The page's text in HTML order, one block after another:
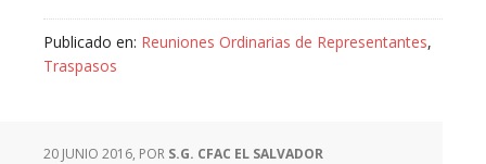
Publicado en: Reuniones Ordinarias de Representantes,
Traspasos
20 JUNIO 2016, POR S.G. CFAC EL SALVADOR